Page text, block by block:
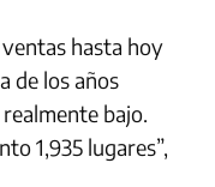
hasta hoy
de los años
bajo.
1,935 lugares”,